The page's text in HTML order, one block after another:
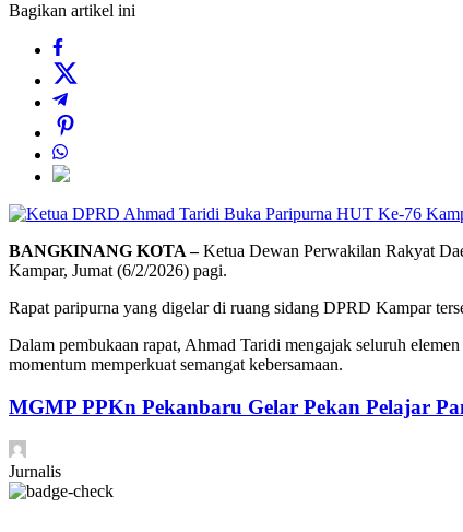
Bagikan artikel ini
BANGKINANG KOTA –Ketua Dewan Perwakilan Rakyat
Kampar, Jumat (6/2/2026) pagi.
Rapat paripurna yang digelar di ruang sidang DPRD Kampar
Dalam pembukaan rapat, Ahmad Taridi mengajak seluruh
momentum memperkuat semangat kebersamaan.
MGMP PPKn Pekanbaru Gelar Pekan Pelajar
Jurnalis